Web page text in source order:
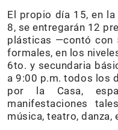
El propio día 15, en
8, se entregarán 12
plásticas —contó con
formales, en los
6to. y secundaria
a 9:00 p.m. todos los
por la Casa,
manifestaciones
música, teatro, danza,